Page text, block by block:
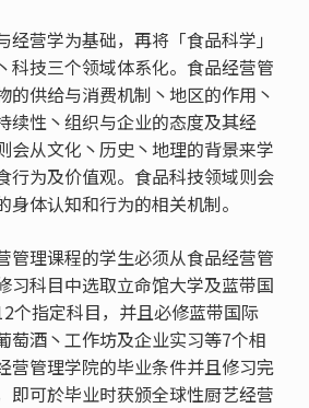
营学为基础，再将「食品科学」
科技三个领域体系化。食品经营管
的供给与消费机制丶地区的作用丶
续性丶组织与企业的态度及其经
会从文化丶历史丶地理的背景来学
行为及价值观。食品科技领域则会
体认知和行为的相关机制。
管理课程的学生必须从食品经营管
习科目中选取立命馆大学及蓝带国
个指定科目，并且必修蓝带国际
萄酒丶工作坊及企业实习等7个相
营管理学院的毕业条件并且修习完
即可於毕业时获颁全球性厨艺经营